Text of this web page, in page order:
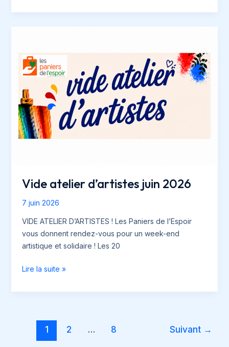
la
notre
association
Vide atelier d’artistes juin 2026
7 juin 2026
VIDE ATELIER D’ARTISTES ! Les Paniers de l’Espoir
vous donnent rendez-vous pour un week-end
artistique et solidaire ! Les 20
Vide
d’artistes
Lire la suite »
1 2 … 8 Suivant →